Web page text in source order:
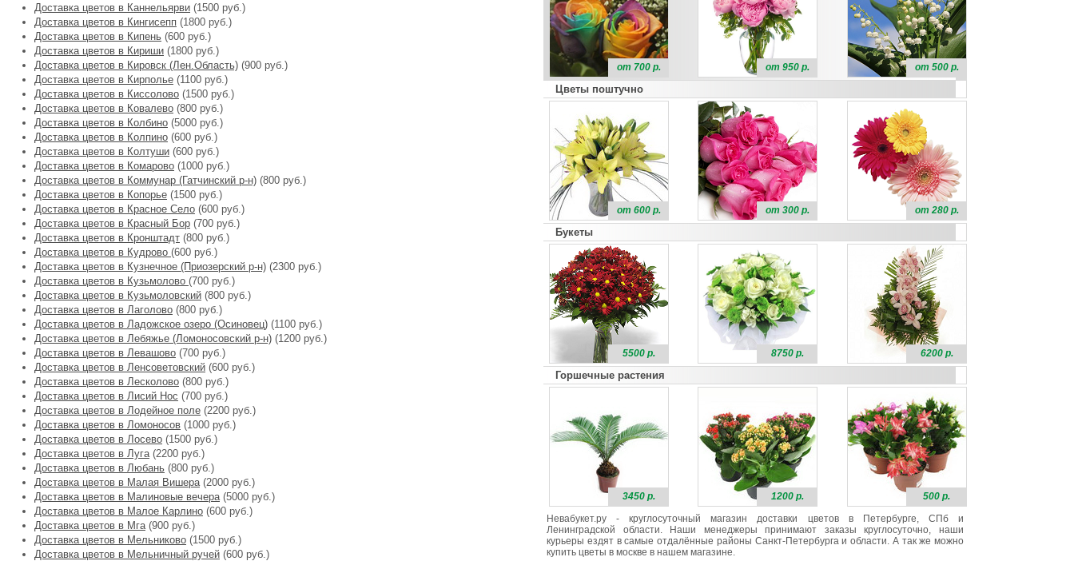
Доставка цветов в Каннельярви (1500 руб.)
Доставка цветов в Кингисепп (1800 руб.)
Доставка цветов в Кипень (600 руб.)
Доставка цветов в Кириши (1800 руб.)
Доставка цветов в Кировск (Лен.Область) (900 руб.)
Доставка цветов в Кирполье (1100 руб.)
Доставка цветов в Киссолово (1500 руб.)
Доставка цветов в Ковалево (800 руб.)
Доставка цветов в Колбино (5000 руб.)
Доставка цветов в Колпино (600 руб.)
Доставка цветов в Колтуши (600 руб.)
Доставка цветов в Комарово (1000 руб.)
Доставка цветов в Коммунар (Гатчинский р-н) (800 руб.)
Доставка цветов в Копорье (1500 руб.)
Доставка цветов в Красное Село (600 руб.)
Доставка цветов в Красный Бор (700 руб.)
Доставка цветов в Кронштадт (800 руб.)
Доставка цветов в Кудрово (600 руб.)
Доставка цветов в Кузнечное (Приозерский р-н) (2300 руб.)
Доставка цветов в Кузьмолово (700 руб.)
Доставка цветов в Кузьмоловский (800 руб.)
Доставка цветов в Лаголово (800 руб.)
Доставка цветов в Ладожское озеро (Осиновец) (1100 руб.)
Доставка цветов в Лебяжье (Ломоносовский р-н) (1200 руб.)
Доставка цветов в Левашово (700 руб.)
Доставка цветов в Ленсоветовский (600 руб.)
Доставка цветов в Лесколово (800 руб.)
Доставка цветов в Лисий Нос (700 руб.)
Доставка цветов в Лодейное поле (2200 руб.)
Доставка цветов в Ломоносов (1000 руб.)
Доставка цветов в Лосево (1500 руб.)
Доставка цветов в Луга(2200 руб.)
Доставка цветов в Любань (800 руб.)
Доставка цветов в Малая Вишера(2000 руб.)
Доставка цветов в Малиновые вечера(5000 руб.)
Доставка цветов в Малое Карлино (600 руб.)
Доставка цветов в Мга(900 руб.)
Доставка цветов в Мельниково (1500 руб.)
Доставка цветов в Мельничный ручей (600 руб.)
от 700 р. от 950 р. от 500 р.
Цветы поштучно
от 600 р. от 300 р. от 280 р.
Букеты
5500 р. 8750 р. 6200 р.
Горшечные растения
3450 р. 1200 р.
500 р.
Невабукет.ру - круглосуточный магазин доставки цветов в Петербурге, СПб и
Ленинградской области. Наши менеджеры принимают заказы круглосуточно, наши
курьеры ездят в самые отдалённые районы Санкт-Петербурга и области. А так же можно
купить цветы в москве в нашем магазине.